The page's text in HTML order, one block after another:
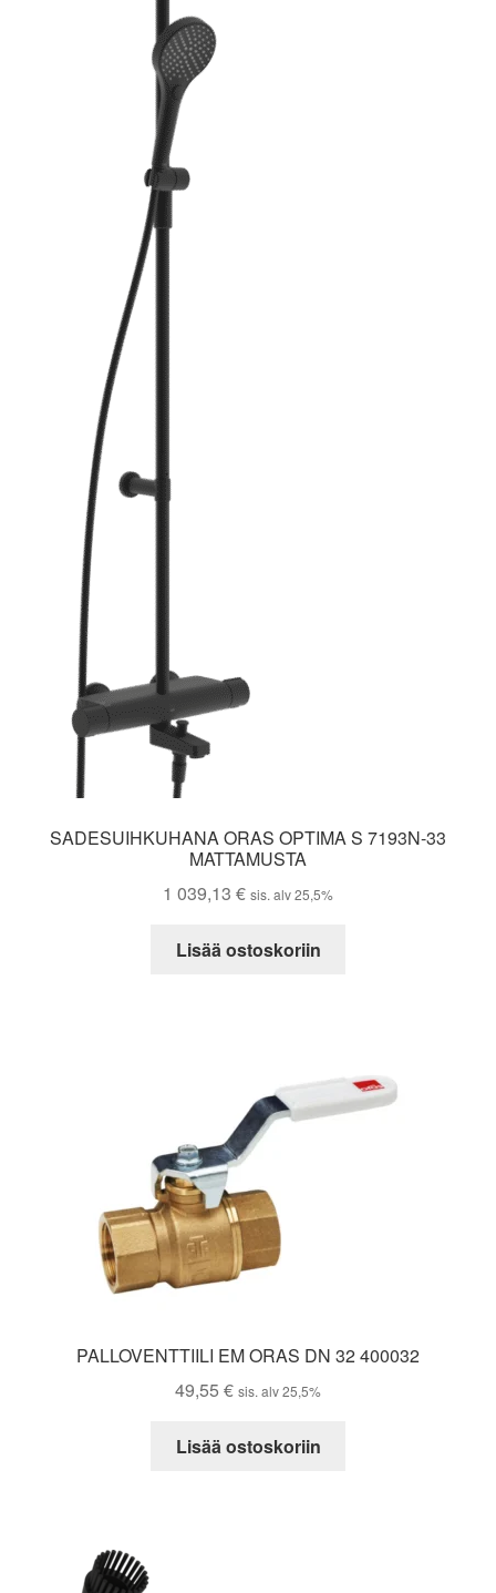
SADESUIHKUHANA ORAS OPTIMA S 7193N-33
MATTAMUSTA
1 039,13 € sis. alv 25,5%
Lisää ostoskoriin
PALLOVENTTIILI EM ORAS DN 32 400032
49,55 € sis. alv 25,5%
Lisää ostoskoriin